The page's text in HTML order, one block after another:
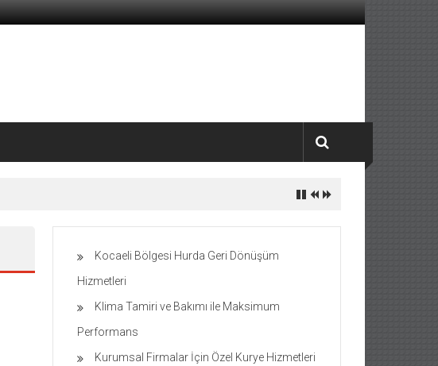
Kocaeli Bölgesi Hurda Geri Dönüşüm
Hizmetleri
Klima Tamiri ve Bakımı ile Maksimum
Performans
Kurumsal Firmalar İçin Özel Kurye Hizmetleri